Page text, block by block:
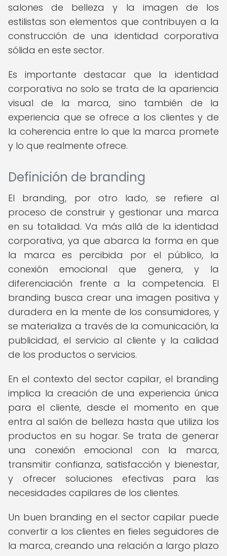
salones de belleza y la imagen de los
estilistas son elementos que contribuyen a la
construcción de una identidad corporativa
sólida en este sector.
Es importante destacar que la identidad
corporativa no solo se trata de la apariencia
visual de la marca, sino también de la
experiencia que se ofrece a los clientes y de
la coherencia entre lo que la marca promete
y lo que realmente ofrece.
Definición de branding
El branding, por otro lado, se refiere al
proceso de construir y gestionar una marca
en su totalidad. Va más allá de la identidad
corporativa, ya que abarca la forma en que
la marca es percibida por el público, la
conexión emocional que genera, y la
diferenciación frente a la competencia. El
branding busca crear una imagen positiva y
duradera en la mente de los consumidores, y
se materializa a través de la comunicación, la
publicidad, el servicio al cliente y la calidad
de los productos o servicios.
En el contexto del sector capilar, el branding
implica la creación de una experiencia única
para el cliente, desde el momento en que
entra al salón de belleza hasta que utiliza los
productos en su hogar. Se trata de generar
una conexión emocional con la marca,
transmitir confianza, satisfacción y bienestar,
y ofrecer soluciones efectivas para las
necesidades capilares de los clientes.
Un buen branding en el sector capilar puede
convertir a los clientes en fieles seguidores de
la marca, creando una relación a largo plazo